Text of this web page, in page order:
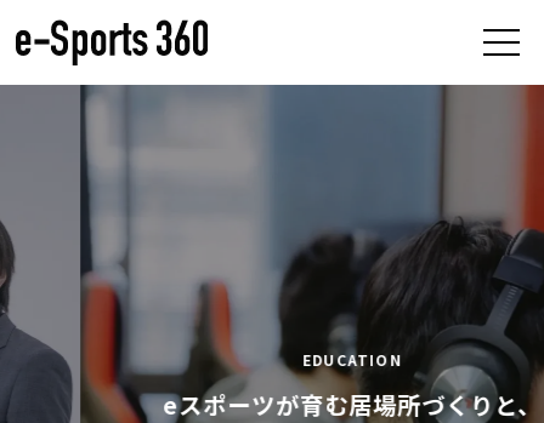
EDUCATION
eスポーツが育む居場所づくりと、